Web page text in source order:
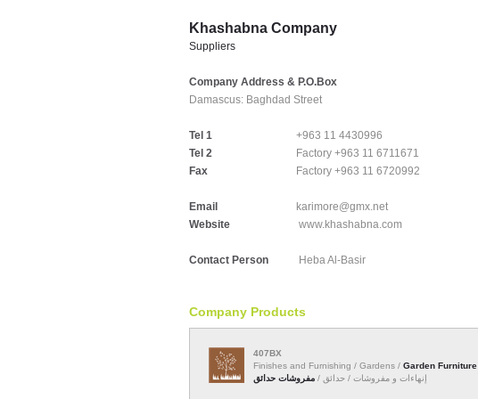
Khashabna Company
Suppliers
Company Address & P.O.Box
Damascus: Baghdad Street
Tel 1
+963 11 4430996
Tel 2
Factory +963 11 6711671
Fax
Factory +963 11 6720992
Email
karimore@gmx.net
Website
www.khashabna.com
Contact Person Heba Al-Basir
Company Products
407BX
Finishes and Furnishing / Gardens / Garden Furniture
إنهاءات و مفروشات / حدائق / مفروشات حدائق